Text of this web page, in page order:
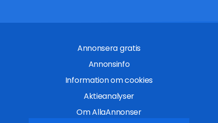
Annonsera gratis
Annonsinfo
Information om cookies
Aktieanalyser
Om AllaAnnonser